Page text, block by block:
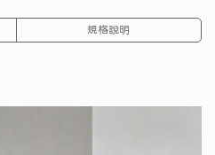
規格說明